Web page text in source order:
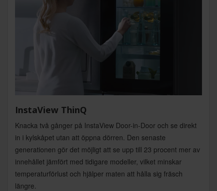
InstaView ThinQ
Knacka två gånger på InstaView Door-in-Door och se direkt
in i kylskåpet utan att öppna dörren. Den senaste
generationen gör det möjligt att se upp till 23 procent mer av
innehållet jämfört med tidigare modeller, vilket minskar
temperaturförlust och hjälper maten att hålla sig fräsch
längre.